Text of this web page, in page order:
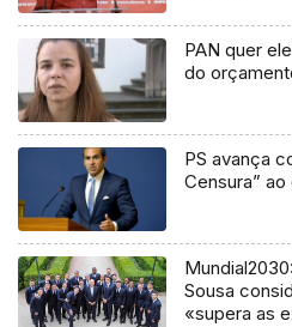
PAN quer
do
PS avança
Censura”
Sousa
«supera as